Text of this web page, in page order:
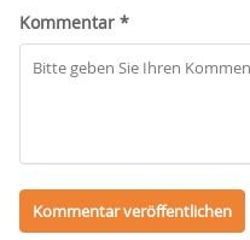
Kommentar *